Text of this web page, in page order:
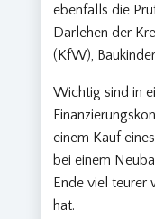
ebenfalls die
Darlehen der
(KfW),
Wichtig sind in
einem Kauf
bei einem
Ende viel teurer
hat.